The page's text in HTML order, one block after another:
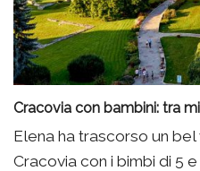
Cracovia con bambini: tra
Elena ha trascorso un
Cracovia con i bimbi di 5